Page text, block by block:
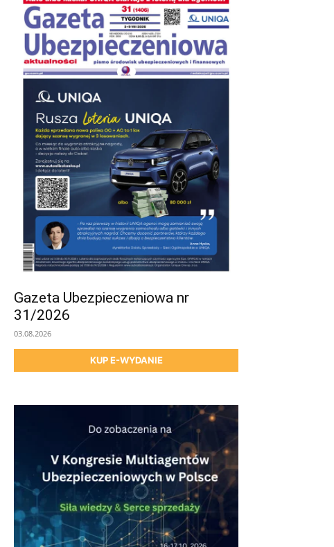
Gazeta Ubezpieczeniowa nr
31/2026
03.08.2026
KUP E-WYDANIE